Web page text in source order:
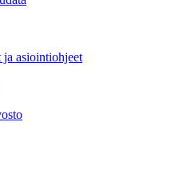
asiointiohjeet